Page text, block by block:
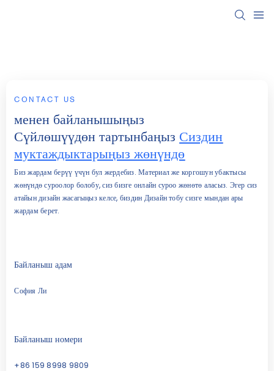
CONTACT US
менен байланышыңыз
Сүйлөшүүдөн тартынбаңыз Сиздин
муктаждыктарыңыз жөнүндө
Биз жардам берүү үчүн бул жердебиз. Материал же коргошун убактысы
жөнүндө суроолор болобу, сиз бизге онлайн суроо жөнөтө аласыз. Эгер сиз
атайын дизайн жасагыңыз келсе, биздин Дизайн тобу сизге мындан ары
жардам берет.
Байланыш адам
София Ли
Байланыш номери
+86 159 8998 9809